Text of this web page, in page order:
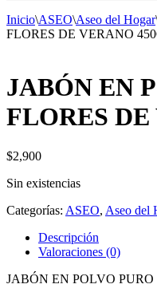
Inicio\ASEO\Aseo del Hogar
FLORES DE VERANO
JABÓN EN
FLORES
$2,900
Sin existencias
Categorías: ASEO, Aseo del
Descripción
Valoraciones (0)
JABÓN EN POLVO